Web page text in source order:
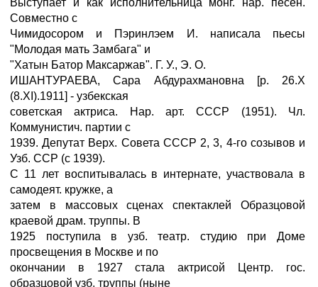
Выступает и как исполнительница монг. нар. песен.
Совместно с
Чимидосором и Пэринлэем И. написала пьесы
"Молодая мать Замбага" и
"Хатын Батор Максаржав". Г. У., Э. О.
ИШАНТУРАЕВА, Сара Абдурахмановна [р. 26.Х
(8.XI).1911] - узбекская
советская актриса. Нар. арт. СССР (1951). Чл.
Коммунистич. партии с
1939. Депутат Верх. Совета СССР 2, 3, 4-го созывов и
Узб. ССР (с 1939).
С 11 лет воспитывалась в интернате, участвовала в
самодеят. кружке, а
затем в массовых сценах спектаклей Образцовой
краевой драм. труппы. В
1925 поступила в узб. театр. студию при Доме
просвещения в Москве и по
окончании в 1927 стала актрисой Центр. гос.
образцовой узб. труппы (ныне